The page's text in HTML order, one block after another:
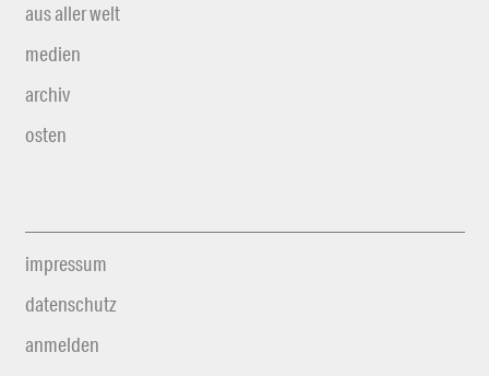
aus aller welt
medien
archiv
osten
impressum
datenschutz
anmelden